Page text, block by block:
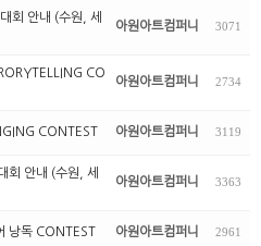
회 안내 (수원, 세
아원아트컴퍼니 3071
CO
아원아트컴퍼니 2734
CONTEST 아원아트컴퍼니 3119
회 안내 (수원, 세
아원아트컴퍼니 3363
낭독 CONTEST 아원아트컴퍼니 2961